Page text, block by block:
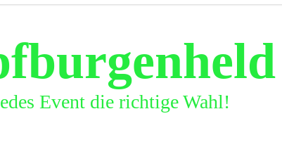
Event die richtige Wahl!